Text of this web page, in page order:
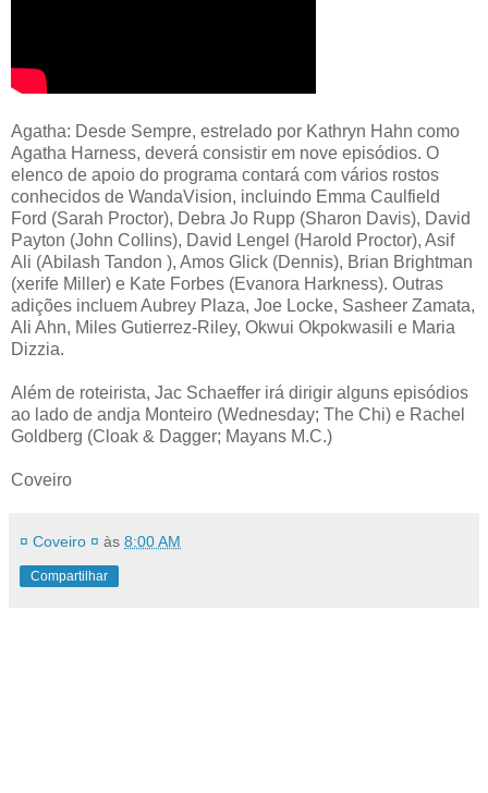
Agatha: Desde Sempre, estrelado por Kathryn Hahn como
Agatha Harness, deverá consistir em nove episódios. O
elenco de apoio do programa contará com vários rostos
conhecidos de WandaVision, incluindo Emma Caulfield
Ford (Sarah Proctor), Debra Jo Rupp (Sharon Davis), David
Payton (John Collins), David Lengel (Harold Proctor), Asif
Ali (Abilash Tandon ), Amos Glick (Dennis), Brian Brightman
(xerife Miller) e Kate Forbes (Evanora Harkness). Outras
adições incluem Aubrey Plaza, Joe Locke, Sasheer Zamata,
Ali Ahn, Miles Gutierrez-Riley, Okwui Okpokwasili e Maria
Dizzia.
Além de roteirista, Jac Schaeffer irá dirigir alguns episódios
ao lado de andja Monteiro (Wednesday; The Chi) e Rachel
Goldberg (Cloak & Dagger; Mayans M.C.)
Coveiro
¤ Coveiro ¤ às 8:00 AM
Compartilhar